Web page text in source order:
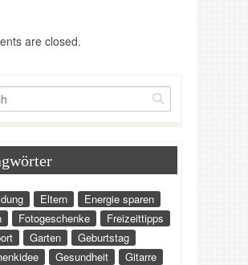
are closed.
Eltern
Energie sparen
Fotogeschenke
Freizeittipps
Garten
Geburtstag
Gesundheit
Gitarre